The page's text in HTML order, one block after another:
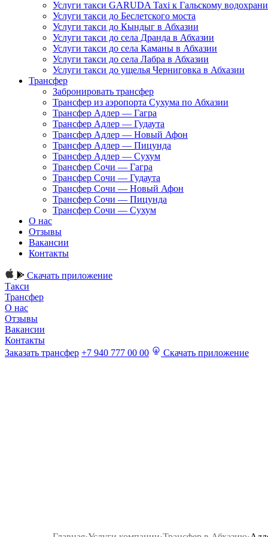
Услуги такси GARUDA Taxi к Гальскому
Услуги такси до Беслетского моста
Услуги такси до Кындыг в Абхазии
Услуги такси до села Дранда в Абхазии
Услуги такси до села Каманы в Абхазии
Услуги такси до села Лабра в Абхазии
Услуги такси до ущелья Черниговка в Абхазии
Трансфер
Забронировать трансфер
Трансфер из аэропорта Сухума по Абхазии
Трансфер Адлер — Гагра
Трансфер Адлер — Гудаута
Трансфер Адлер — Новый Афон
Трансфер Адлер — Пицунда
Трансфер Адлер — Сухум
Трансфер Сочи — Гагра
Трансфер Сочи — Гудаута
Трансфер Сочи — Новый Афон
Трансфер Сочи — Пицунда
Трансфер Сочи — Сухум
О нас
Отзывы
Вакансии
Контакты
Скачать приложение
Такси
Трансфер
О нас
Отзывы
Вакансии
Контакты
Заказать трансфер +7 940 777 00 00 Скачать приложение